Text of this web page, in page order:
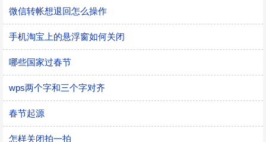
微信转帐想退回怎么操作
手机淘宝上的悬浮窗如何关闭
哪些国家过春节
wps两个字和三个字对齐
春节起源
怎样关闭拍一拍